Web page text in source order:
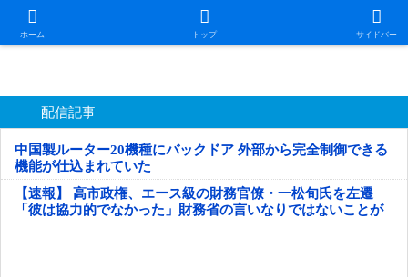
ホーム トップ サイドバー
日本第一！ニュース録
配信記事
中国製ルーター20機種にバックドア 外部から完全制御できる
機能が仕込まれていた
【速報】 高市政権、エース級の財務官僚・一松旬氏を左遷
「彼は協力的でなかった」財務省の言いなりではないことが
判明